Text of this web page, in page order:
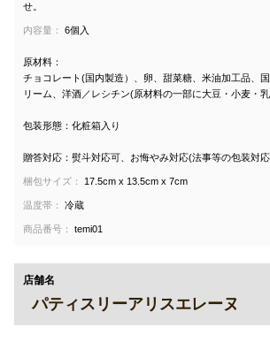
せ。
内容量： 6個入
原材料：
チョコレート(国内製造）、卵、甜菜糖、米油加工品、
リーム、洋酒／レシチン(原材料の一部に大豆・小麦・
包装形態：化粧箱入り
贈答対応：熨斗対応可、お悔やみ対応(法事等の包装対
梱包サイズ： 17.5cm x 13.5cm x 7cm
温度帯： 冷蔵
商品番号： temi01
店舗名
パティスリーアリスエレーヌ